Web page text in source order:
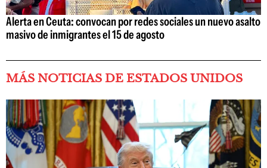
Alerta en Ceuta: convocan por redes sociales un nuevo asalto
masivo de inmigrantes el 15 de agosto
MÁS NOTICIAS DE ESTADOS UNIDOS